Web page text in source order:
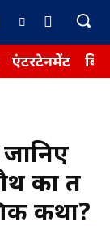
एंटरटेनमेंट
का व्रत
कथा?